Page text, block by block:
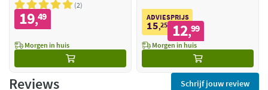
2
19,49
Morgen in huis
ADVIESPRIJS
15,25 12,99
Morgen in huis
Reviews Schrijf jouw review